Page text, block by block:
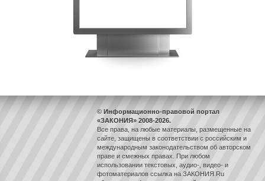
© Информационно-правовой портал
«ЗАКОНИЯ» 2008-2026.
Все права, на любые материалы, размещенные на
сайте, защищены в соответствии с российским и
международным законодательством об авторском
праве и смежных правах. При любом
использовании текстовых, аудио-, видео- и
фотоматериалов ссылка на ЗАКОНИЯ.Ru